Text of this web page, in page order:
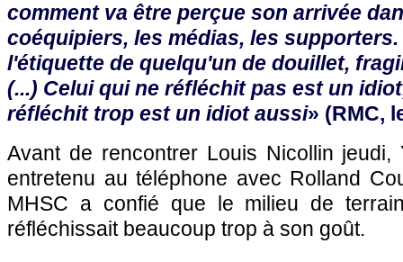
comment va être perçue son arrivée
coéquipiers, les médias, les
l'étiquette de quelqu'un de douillet,
(...) Celui qui ne réfléchit pas est un
réfléchit trop est un idiot aussi» (RMC,
Avant de rencontrer Louis Nicollin jeudi,
entretenu au téléphone avec Rolland
MHSC a confié que le milieu de
réfléchissait beaucoup trop à son goût.